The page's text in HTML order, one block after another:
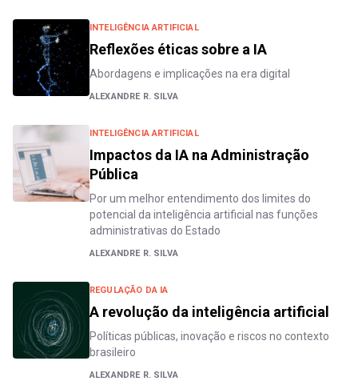
INTELIGÊNCIA ARTIFICIAL
Reflexões éticas sobre a IA
Abordagens e implicações na era digital
ALEXANDRE R. SILVA
INTELIGÊNCIA ARTIFICIAL
Impactos da IA na Administração
Pública
Por um melhor entendimento dos limites do
potencial da inteligência artificial nas funções
administrativas do Estado
ALEXANDRE R. SILVA
REGULAÇÃO DA IA
A revolução da inteligência artificial
Políticas públicas, inovação e riscos no contexto
brasileiro
ALEXANDRE R. SILVA